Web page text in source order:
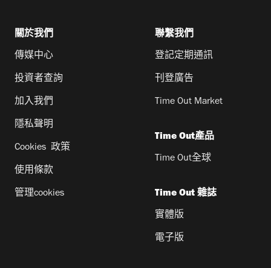
關於我們
傳媒中心
投資者查詢
加入我們
隱私聲明
Cookies 政策
使用條款
管理cookies
聯繫我們
登記定期通訊
刊登廣告
Time Out Market
Time Out產品
Time Out全球
Time Out 雜誌
實體版
電子版